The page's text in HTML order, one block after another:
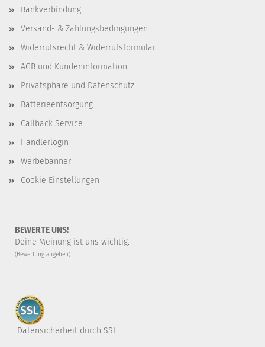
Bankverbindung
Versand- & Zahlungsbedingungen
Widerrufsrecht & Widerrufsformular
AGB und Kundeninformation
Privatsphäre und Datenschutz
Batterieentsorgung
Callback Service
Händlerlogin
Werbebanner
Cookie Einstellungen
BEWERTE UNS!
Deine Meinung ist uns wichtig.
(Bewertung abgeben)
Datensicherheit durch SSL